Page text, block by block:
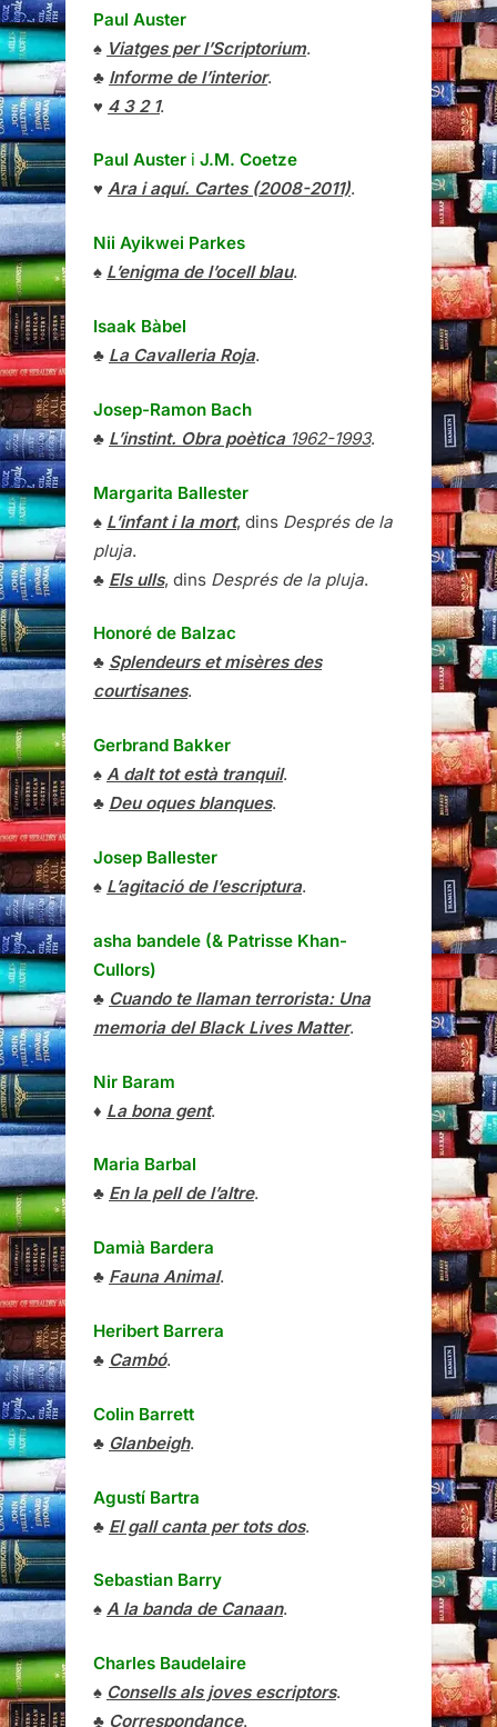
Paul Auster
♠ Viatges per l’Scriptorium.
♣ Informe de l’interior.
♥ 4 3 2 1.
Paul Auster i J.M. Coetze
♥ Ara i aquí. Cartes (2008-2011).
Nii Ayikwei Parkes
♠ L’enigma de l’ocell blau.
Isaak Bàbel
♣ La Cavalleria Roja.
Josep-Ramon Bach
♣ L’instint. Obra poètica1962-1993.
Margarita Ballester
♠ L’infant i la mort, dins Després de la
pluja.
♣ Els ulls, dins Després de la pluja.
Honoré de Balzac
♣ Splendeurs et misères des
courtisanes.
Gerbrand Bakker
♠ A dalt tot està tranquil.
♣ Deu oques blanques.
Josep Ballester
♠ L’agitació de l’escriptura.
asha bandele (& Patrisse Khan-
Cullors)
♣ Cuando te llaman terrorista: Una
memoria del Black Lives Matter.
Nir Baram
♦ La bona gent.
Maria Barbal
♣ En la pell de l’altre.
Damià Bardera
♣ Fauna Animal.
Heribert Barrera
♣ Cambó.
Colin Barrett
♣ Glanbeigh.
Agustí Bartra
♣ El gall canta per tots dos.
Sebastian Barry
♠ A la banda de Canaan.
Charles Baudelaire
♠ Consells als joves escriptors.
♣ Correspondance.